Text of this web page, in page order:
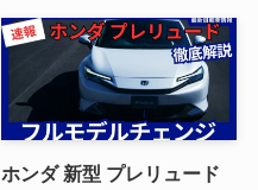
ホンダ 新型 プレリュード